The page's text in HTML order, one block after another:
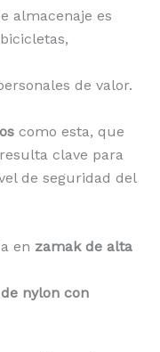
almacenaje es
de valor.
como esta, que
clave para
de seguridad del
en zamak de alta
nylon con